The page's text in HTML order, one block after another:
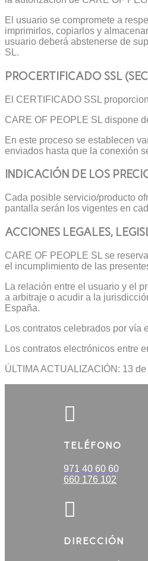
El usuario se compromete a
imprimirlos, copiarlos y
usuario deberá abstenerse de
SL.
PROCERTIFICADO SSL
El CERTIFICADO SSL
CARE OF PEOPLE SL dispone
En este proceso se establecen
enviados hasta que la conexión
INDICACIÓN DE LOS
Cada posible servicio/producto
pantalla serán los vigentes en
ACCIONES LEGALES,
CARE OF PEOPLE SL se
el incumplimiento de las
La relación entre el usuario y el
a arbitraje o acudir a la
España.
Los contratos celebrados por vía
Los contratos electrónicos entre
ÚLTIMA ACTUALIZACIÓN: 13

TELÉFONO
971 40 60 60
660 176 102

DIRECCIÓN